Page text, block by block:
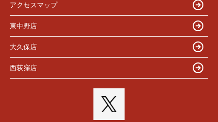
アクセスマップ
東中野店
大久保店
西荻窪店